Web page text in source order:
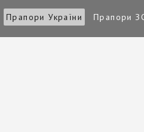
Прапори України Прапори